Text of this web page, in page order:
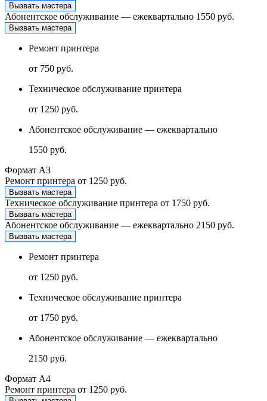
Вызвать мастера
Абонентское обслуживание — ежеквартально 1550 руб.
Вызвать мастера
Ремонт принтера
от 750 руб.
Техническое обслуживание принтера
от 1250 руб.
Абонентское обслуживание — ежеквартально
1550 руб.
Формат А3
Ремонт принтера от 1250 руб.
Вызвать мастера
Техническое обслуживание принтера от 1750 руб.
Вызвать мастера
Абонентское обслуживание — ежеквартально 2150 руб.
Вызвать мастера
Ремонт принтера
от 1250 руб.
Техническое обслуживание принтера
от 1750 руб.
Абонентское обслуживание — ежеквартально
2150 руб.
Формат А4
Ремонт принтера от 1250 руб.